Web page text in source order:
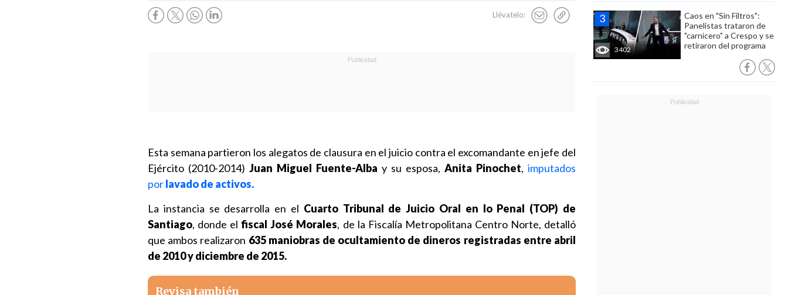
Llévatelo:
3402
Caos en "Sin Filtros":
Panelistas trataron de
"carnicero" a Crespo y se
retiraron del programa
Esta semana partieron los alegatos de clausura en el juicio contra el excomandante en jefe del
Ejército (2010-2014) Juan Miguel Fuente-Alba y su esposa, Anita Pinochet, imputados
porlavado de activos.
La instancia se desarrolla en el Cuarto Tribunal de Juicio Oral en lo Penal (TOP) de
Santiago, donde el fiscal José Morales, de la Fiscalía Metropolitana Centro Norte, detalló
que ambos realizaron 635 maniobras de ocultamiento de dineros registradas entre abril
de 2010 y diciembre de 2015.
Revisa también